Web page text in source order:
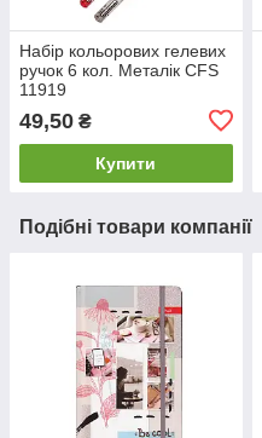
Набір кольорових гелевих
ручок 6 кол. Металік CFS
11919
49,50 ₴
Купити
Подібні товари компанії